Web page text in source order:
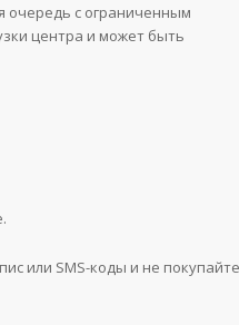
очередь с ограниченным
центра и может быть
или SMS-коды и не покупайте